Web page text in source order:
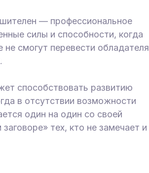
— профессиональное
силы и способности, когда
смогут перевести обладателя
способствовать развитию
в отсутствии возможности
один на один со своей
тех, кто не замечает и